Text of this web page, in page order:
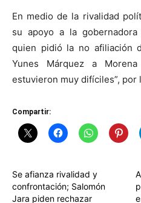
En medio de la rivalidad
su apoyo a la
quien pidió la no afiliación
Yunes Márquez a
estuvieron muy difíciles”, por
Compartir:
Se afianza rivalidad y
confrontación; Salomón
Jara piden rechazar